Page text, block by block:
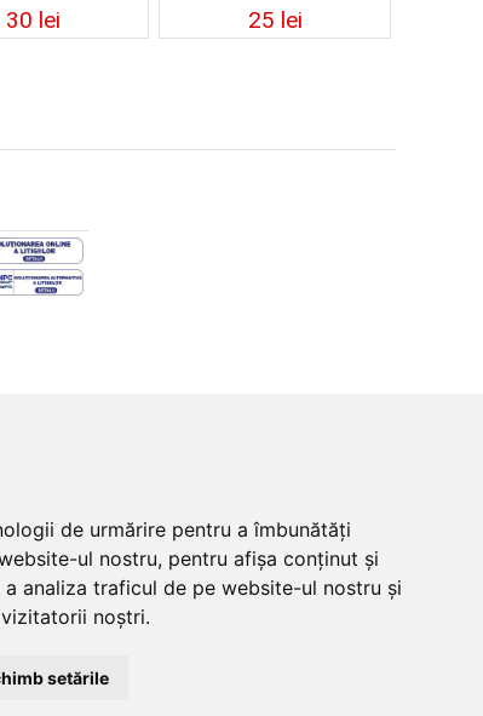
de urmărire pentru a îmbunătăți
ul nostru, pentru afișa conținut și
analiza traficul de pe website-ul nostru și
noștri.
setările
30 lei 25 lei
și snowboard
Alpina
Ochelari de soare Oakley
Ochelari de soare Alpina
Intretinere manusi